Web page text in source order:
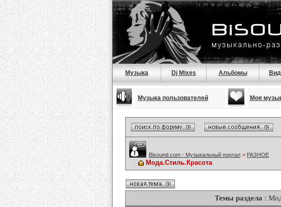
Музыка Dj Mixes Альбомы
Музыка пользователей Моя
Bisound.com - Музыкальный портал > РАЗНОЕ
Мода.Стиль.Красота
Темы раздела :